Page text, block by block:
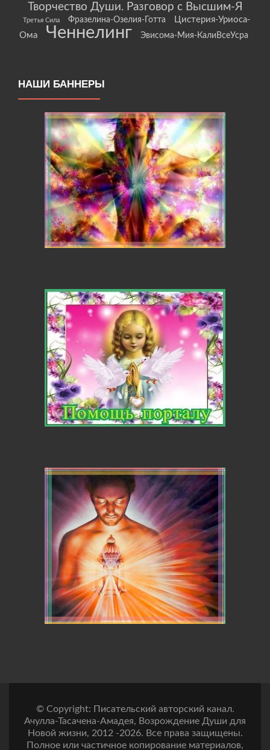
Творчество Души. Разговор с Высшим-Я
Третья Сила Фразелина-Озелия-Готта
Цистерия-Уриоса-
Ома
Ченнелинг Эвисома-Мия-КалиВсеУсра
НАШИ БАННЕРЫ
© Copyright: Писательский авторский канал.
Ачулла-Тасачена-Амадея, Возрождение Души для
Новой жизни, 2012 -2026. Все права защищены.
Полное или частичное копирование материалов,